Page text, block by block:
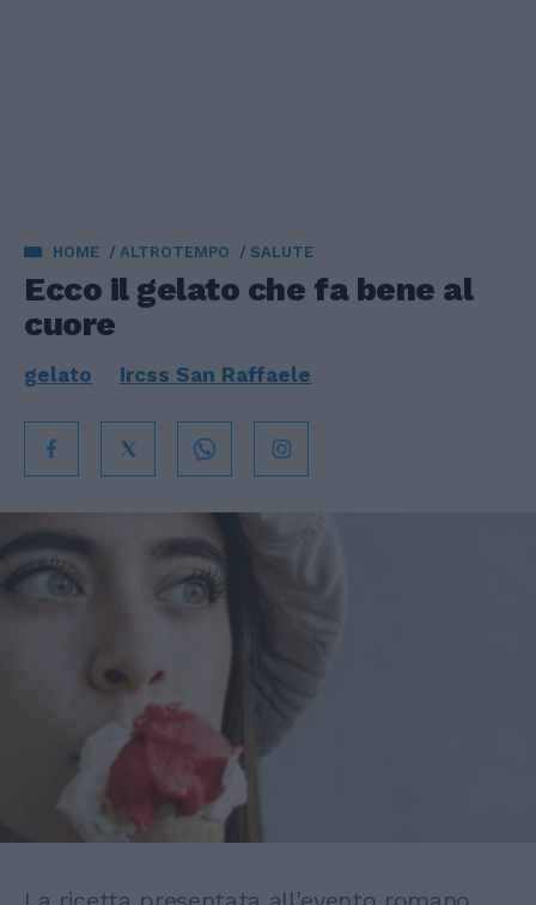
HOME ALTROTEMPO SALUTE
Ecco il gelato che fa bene al
cuore
gelato Ircss San Raffaele